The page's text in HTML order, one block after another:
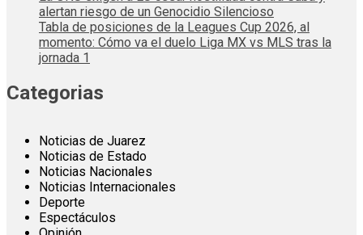
alertan riesgo de un Genocidio Silencioso
Tabla de posiciones de la Leagues Cup 2026, al
momento: Cómo va el duelo Liga MX vs MLS tras la
jornada 1
Categorias
Noticias de Juarez
Noticias de Estado
Noticias Nacionales
Noticias Internacionales
Deporte
Espectáculos